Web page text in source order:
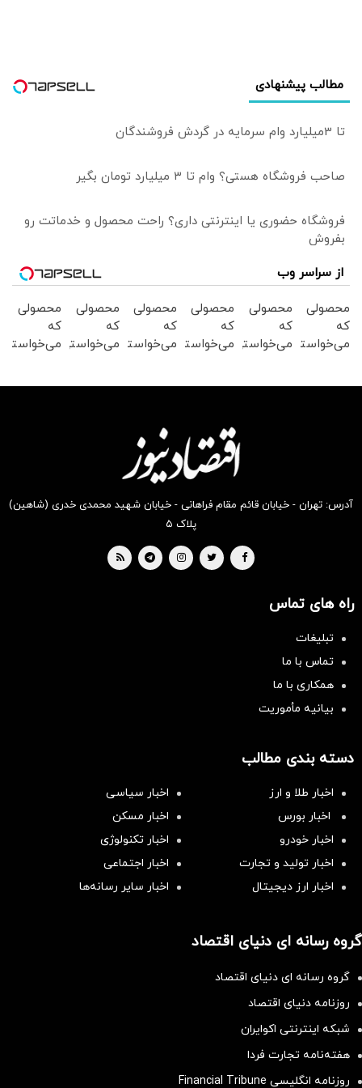
مطالب پیشنهادی
تا 3میلیارد وام سرمایه در گردش فروشندگان
صاحب فروشگاه هستی؟ وام تا ۳ میلیارد تومان بگیر
فروشگاه حضوری یا اینترنتی داری؟ راحت محصول و خدماتت رو
بفروش
از سراسر وب
محصولی
که
می‌خواستی
محصولی
که
می‌خواستی
محصولی
که
می‌خواستی
بخر !
محصولی
که
می‌خواستی
بخر !
محصولی
که
می‌خواستی
محصولی
که
می‌خواستی
آدرس: تهران - خیابان قائم مقام فراهانی - خیابان شهید محمدی خدری (شاهین)
پلاک ۵
راه های تماس
تبلیغات
تماس با ما
همکاری با ما
بیانیه مأموریت
دسته بندی مطالب
اخبار طلا و ارز
اخبار سیاسی
اخبار بورس
اخبار مسکن
اخبار خودرو
اخبار تکنولوژی
اخبار تولید و تجارت
اخبار اجتماعی
اخبار ارز دیجیتال
اخبار سایر رسانه‌‌ها
گروه رسانه ای دنیای اقتصاد
گروه رسانه ای دنیای اقتصاد
روزنامه دنیای اقتصاد
شبکه اینترنتی اکوایران
هفته‌نامه تجارت فردا
روزنامه انگلیسی Financial Tribune